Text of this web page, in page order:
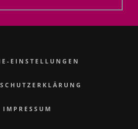
EINSTELLUNGEN
IMPRESSUM